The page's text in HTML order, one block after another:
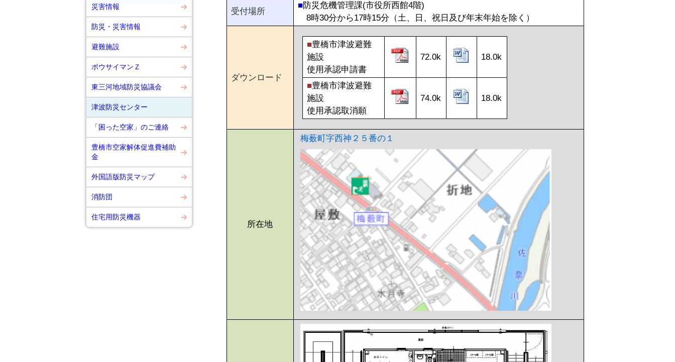
災害情報
防災・災害情報
避難施設
ボウサイマンＺ
東三河地域防災協議会
津波防災センター
「困った空家」のご連絡
豊橋市空家解体促進費補助
金
外国語版防災マップ
消防団
住宅用防災機器
受付場所
■防災危機管理課(市役所西館4階)
8時30分から17時15分（土、日、祝日及び年末年始を除く）
ダウンロード
■豊橋市津波避難
施設
使用承認申請書
72.0k 18.0k
■豊橋市津波避難
施設
使用承認取消願
74.0k 18.0k
所在地
梅薮町字西神２５番の１